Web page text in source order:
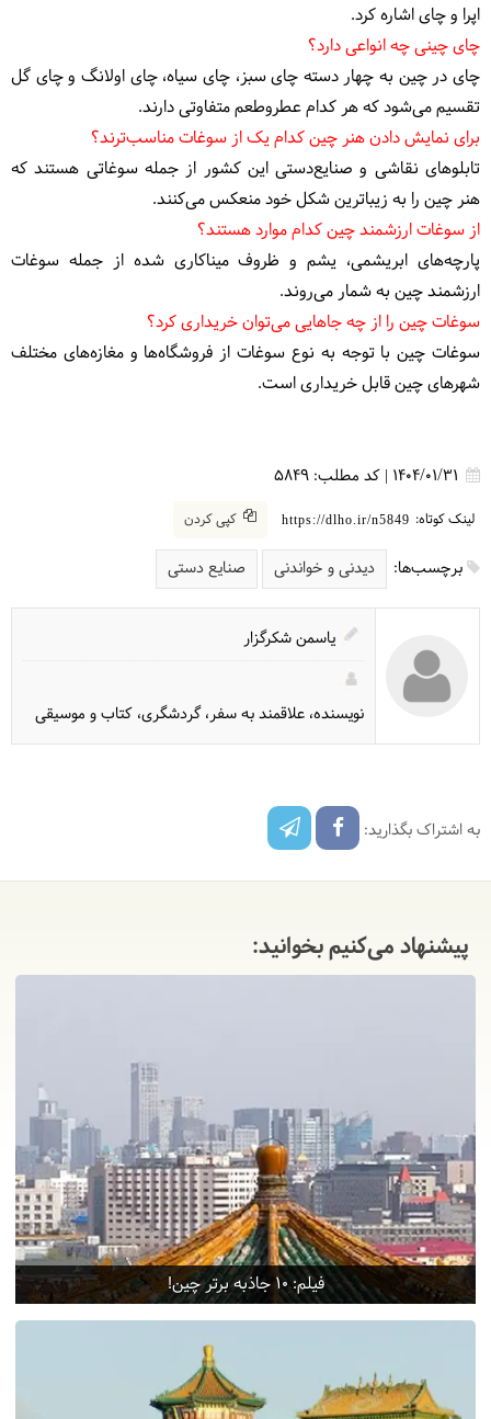
اپرا و چای اشاره کرد.
چای چینی چه انواعی دارد؟
چای در چین به چهار دسته چای سبز، چای سیاه، چای اولانگ و چای گل
تقسیم می‌شود که هر کدام عطروطعم متفاوتی دارند.
برای نمایش دادن هنر چین کدام یک از سوغات مناسب‌ترند؟
تابلوهای نقاشی و صنایع‌دستی این کشور از جمله سوغاتی هستند که
هنر چین را به زیباترین شکل خود منعکس می‌کنند.
از سوغات ارزشمند چین کدام موارد هستند؟
پارچه‌های ابریشمی، یشم و ظروف میناکاری شده از جمله سوغات
ارزشمند چین به شمار می‌روند.
سوغات چین را از چه جا‌هایی می‌توان خریداری کرد؟
سوغات چین با توجه به نوع سوغات از فروشگاه‌ها و مغازه‌های مختلف
شهرهای چین قابل خریداری است.
1404/01/31
| کد مطلب: 5849
لینک کوتاه: https://dlho.ir/n5849 کپی کردن
برچسب‌ها: دیدنی و خواندنی صنایع دستی
یاسمن شکرگزار
نویسنده، علاقمند به سفر، گردشگری، کتاب و موسیقی
به اشتراک بگذارید:
پیشنهاد می‌کنیم بخوانید:
فیلم: 10 جاذبه برتر چین!